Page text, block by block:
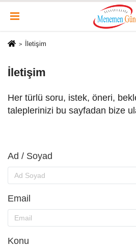
İletişim
İletişim
Her türlü soru, istek, öneri,
taleplerinizi bu sayfadan bize
Ad / Soyad
Email
Konu